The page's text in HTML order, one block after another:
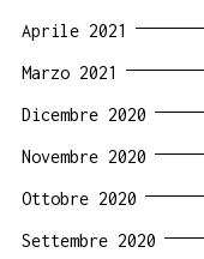
Aprile 2021
Marzo 2021
Dicembre 2020
Novembre 2020
Ottobre 2020
Settembre 2020